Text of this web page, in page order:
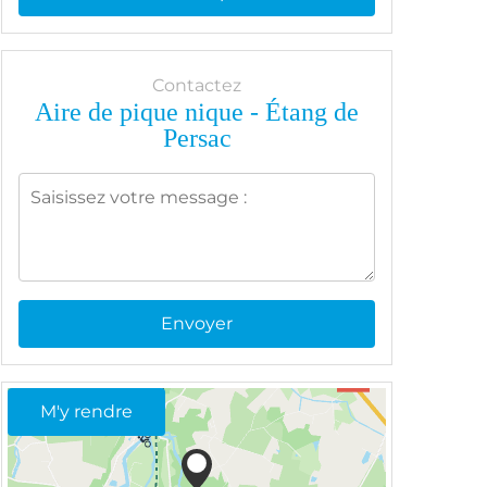
Contactez
Aire de pique nique - Étang de
Persac
Envoyer
M'y rendre